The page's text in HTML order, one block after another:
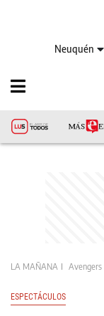
Neuquén
LA MAÑANA Avengers
ESPECTÁCULOS